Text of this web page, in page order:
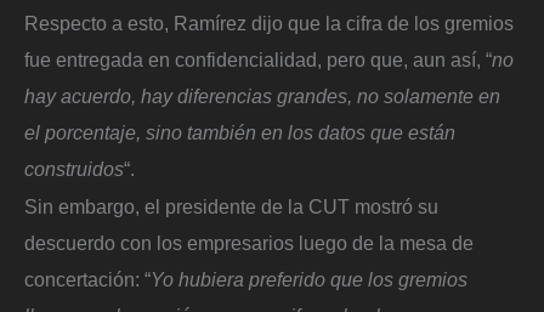
Respecto a esto, Ramírez dijo que la cifra de los gremios
fue entregada en confidencialidad, pero que, aun así, “no
hay acuerdo, hay diferencias grandes, no solamente en
el porcentaje, sino también en los datos que están
construidos“.
Sin embargo, el presidente de la CUT mostró su
descuerdo con los empresarios luego de la mesa de
concertación: “Yo hubiera preferido que los gremios